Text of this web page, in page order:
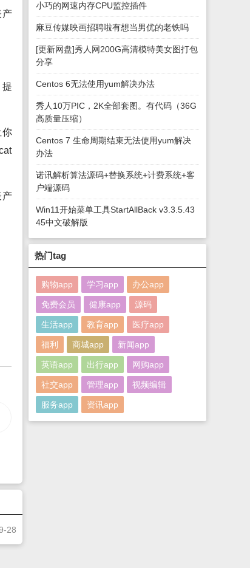
产
提
你
产
28
小巧的网速内存CPU监控插件
麻豆传媒映画招聘啦有想当男优的老铁吗
[更新网盘]秀人网200G高清模特美女图打包
分享
Centos 6无法使用yum解决办法
秀人10万PIC，2K全部套图。有代码（36G
高质量压缩）
Centos 7 生命周期结束无法使用yum解决
办法
诺讯解析算法源码+替换系统+计费系统+客
户端源码
Win11开始菜单工具StartAllBack v3.3.5.43
45中文破解版
热门tag
购物app 学习app 办公app
免费会员 健康app 源码
生活app 教育app 医疗app
福利 商城app 新闻app
英语app 出行app 网购app
社交app 管理app 视频编辑
服务app 资讯app